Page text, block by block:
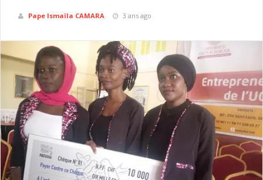
Pape Ismaïla CAMARA 3 ans ago